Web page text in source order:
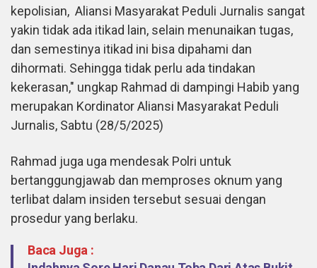
kepolisian, Aliansi Masyarakat Peduli Jurnalis sangat
yakin tidak ada itikad lain, selain menunaikan tugas,
dan semestinya itikad ini bisa dipahami dan
dihormati. Sehingga tidak perlu ada tindakan
kekerasan," ungkap Rahmad di dampingi Habib yang
merupakan Kordinator Aliansi Masyarakat Peduli
Jurnalis, Sabtu (28/5/2025)
Rahmad juga uga mendesak Polri untuk
bertanggungjawab dan memproses oknum yang
terlibat dalam insiden tersebut sesuai dengan
prosedur yang berlaku.
Baca Juga :